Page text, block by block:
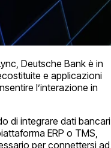
Deutsche Bank è in
e applicazioni
l’interazione in
di integrare dati bancari
ERP o TMS,
per connettersi ad